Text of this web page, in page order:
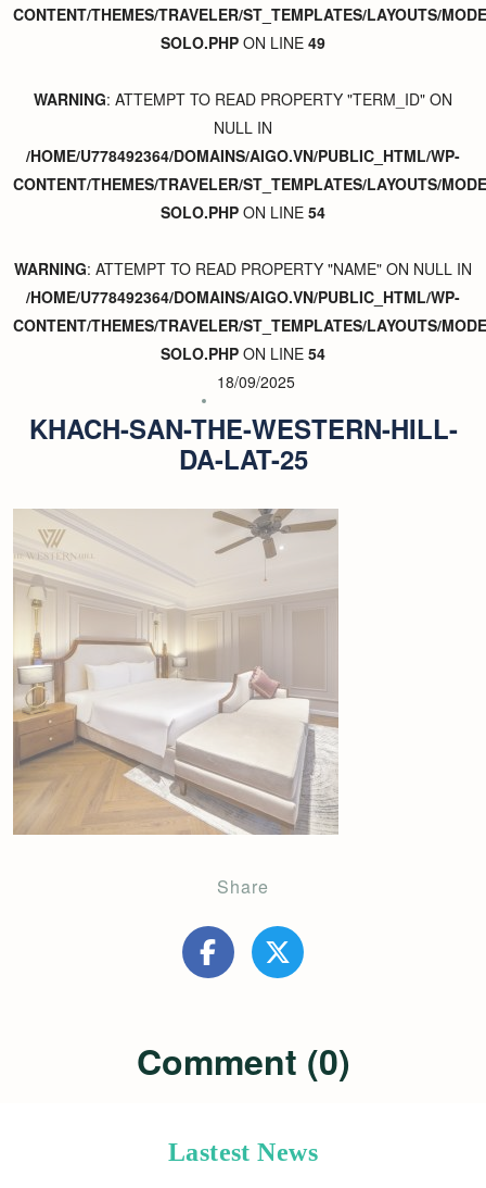
CONTENT/THEMES/TRAVELER/ST_TEMPLATES/LAYOUTS/
SOLO.PHP ON LINE 49
WARNING: ATTEMPT TO READ PROPERTY "TERM_ID" ON
NULL IN
/HOME/U778492364/DOMAINS/AIGO.VN/PUBLIC_HTML/WP-
CONTENT/THEMES/TRAVELER/ST_TEMPLATES/LAYOUTS/
SOLO.PHP ON LINE 54
WARNING: ATTEMPT TO READ PROPERTY "NAME" ON NULL IN
/HOME/U778492364/DOMAINS/AIGO.VN/PUBLIC_HTML/WP-
CONTENT/THEMES/TRAVELER/ST_TEMPLATES/LAYOUTS/
SOLO.PHP ON LINE 54
18/09/2025
KHACH-SAN-THE-WESTERN-HILL-
DA-LAT-25
Share
Comment (0)
Lastest News